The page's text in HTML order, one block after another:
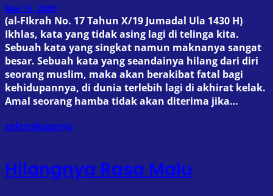
Mei 15, 2009
(al-FIkrah No. 17 Tahun X/19 Jumadal Ula 1430 H)
Ikhlas, kata yang tidak asing lagi di telinga kita.
Sebuah kata yang singkat namun maknanya sangat
besar. Sebuah kata yang seandainya hilang dari diri
seorang muslim, maka akan berakibat fatal bagi
kehidupannya, di dunia terlebih lagi di akhirat kelak.
Amal seorang hamba tidak akan diterima jika…
selengkapnya
Hilangnya Rasa Malu